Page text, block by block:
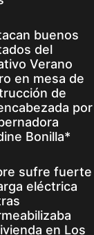
buenos
del
Verano
en mesa de
de
por
Bonilla*
sufre fuerte
eléctrica
en Los